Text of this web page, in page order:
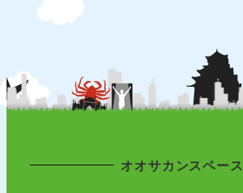
オオサカンスペース